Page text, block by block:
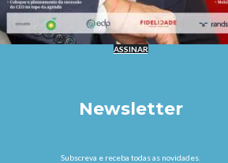
no
ASSINAR
Newsletter
Subscreva e receba todas as novidades.